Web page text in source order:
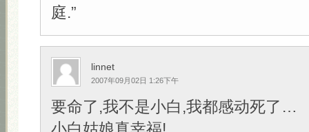
庭.”
linnet
2007年09月02日 1:26下午
要命了,我不是小白,我都感动死了…